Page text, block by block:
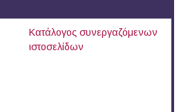
Κατάλογος συνεργαζόμενων
ιστοσελίδων